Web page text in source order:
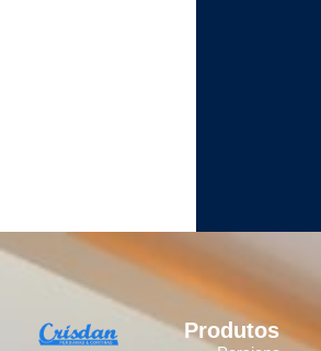
Produtos